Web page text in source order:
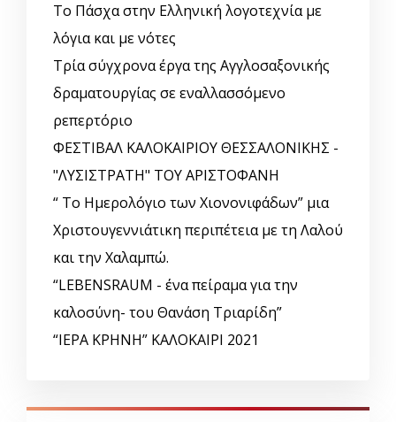
Το Πάσχα στην Ελληνική λογοτεχνία με
λόγια και με νότες
Τρία σύγχρονα έργα της Αγγλοσαξονικής
δραματουργίας σε εναλλασσόμενο
ρεπερτόριο
ΦΕΣΤΙΒΑΛ ΚΑΛΟΚΑΙΡΙΟΥ ΘΕΣΣΑΛΟΝΙΚΗΣ -
"ΛΥΣΙΣΤΡΑΤΗ" ΤΟΥ ΑΡΙΣΤΟΦΑΝΗ
“ Το Ημερολόγιο των Χιονονιφάδων” μια
Χριστουγεννιάτικη περιπέτεια με τη Λαλού
και την Χαλαμπώ.
“LEBENSRAUM - ένα πείραμα για την
καλοσύνη- του Θανάση Τριαρίδη”
“ΙΕΡΑ ΚΡΗΝΗ” ΚΑΛΟΚΑΙΡΙ 2021